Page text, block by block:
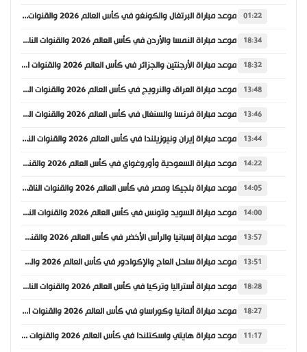
01:22 موعد مباراة البرتغال والكونغو في كأس العالم 2026 والقنوات الناقلة
18:34 موعد مباراة النمسا والأردن في كأس العالم 2026 والقنوات الناقلة
18:32 موعد مباراة الأرجنتين والجزائر في كأس العالم 2026 والقنوات الناقلة
13:48 موعد مباراة العراق والنرويج في كأس العالم 2026 والقنوات الناقلة
13:46 موعد مباراة فرنسا والسنغال في كأس العالم 2026 والقنوات الناقلة
13:44 موعد مباراة إيران ونيوزيلندا في كأس العالم 2026 والقنوات الناقلة
14:22 موعد مباراة السعودية وأوروغواي في كأس العالم 2026 والقنوات الناقلة
14:05 موعد مباراة بلجيكا ومصر في كأس العالم 2026 والقنوات الناقلة
14:00 موعد مباراة السويد وتونس في كأس العالم 2026 والقنوات الناقلة
13:57 موعد مباراة إسبانيا والرأس الأخضر في كأس العالم 2026 والقنوات الناقلة
13:51 موعد مباراة ساحل العاج والإكوادور في كأس العالم 2026 والقنوات الناقلة
18:28 موعد مباراة أستراليا وتركيا في كأس العالم 2026 والقنوات الناقلة
18:27 موعد مباراة ألمانيا وكوراساو في كأس العالم 2026 والقنوات الناقلة
11:17 موعد مباراة هايتي واسكتلندا في كأس العالم 2026 والقنوات الناقلة